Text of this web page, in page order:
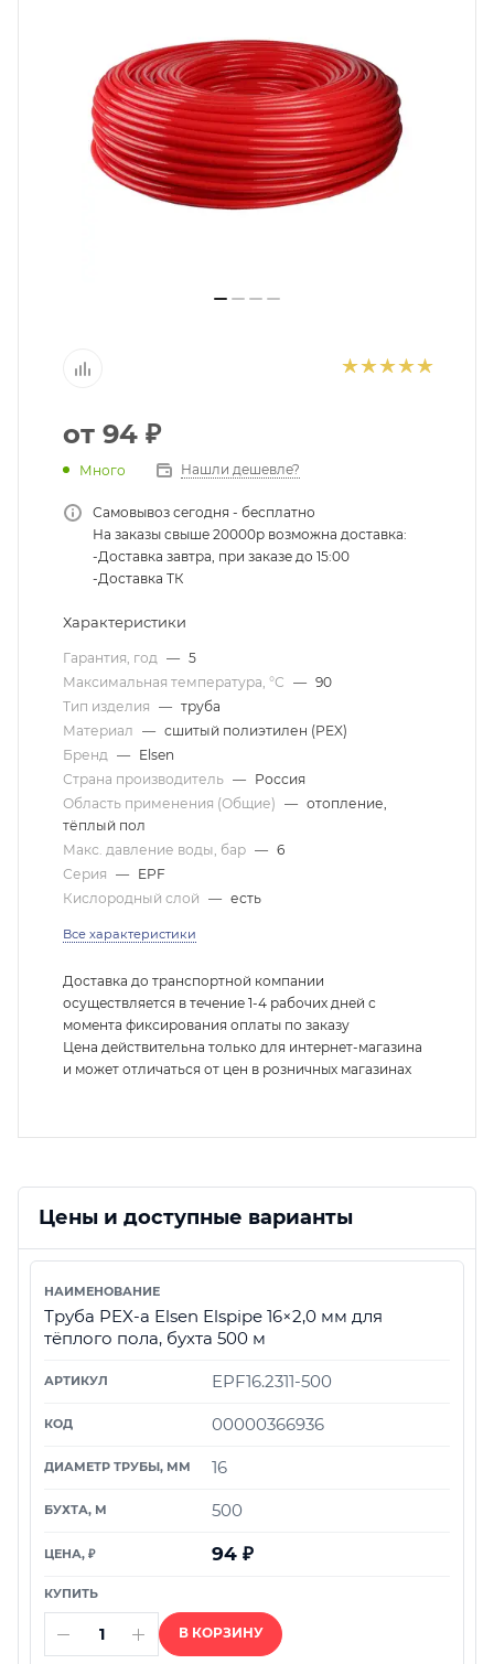
от 94 ₽
Много Нашли дешевле?
Самовывоз сегодня - бесплатно
На заказы свыше 20000р возможна доставка:
-Доставка завтра, при заказе до 15:00
-Доставка ТК
Характеристики
Гарантия, год — 5
Максимальная температура, °С — 90
Тип изделия — труба
Материал — сшитый полиэтилен (PEX)
Бренд — Elsen
Страна производитель — Россия
Область применения (Общие) — отопление,
тёплый пол
Макс. давление воды, бар — 6
Серия — EPF
Кислородный слой — есть
Все характеристики
Доставка до транспортной компании
осуществляется в течение 1-4 рабочих дней с
момента фиксирования оплаты по заказу
Цена действительна только для интернет-магазина
и может отличаться от цен в розничных магазинах
Цены и доступные варианты
Труба PEX-а Elsen Elspipe 16×2,0 мм для
тёплого пола, бухта 500 м
EPF16.2311-500
00000366936
16
500
94₽
В КОРЗИНУ
ЗАКАЗАТЬ ЗВОНОК